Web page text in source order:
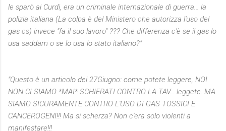
le sparò ai Curdi, era un criminale internazionale di guerra... la
polizia italiana (La colpa è del Ministero che autorizza l'uso del
gas cs) invece "fa il suo lavoro" ??? Che differenza c'è se il gas lo
usa saddam o se lo usa lo stato italiano?"
"Questo è un articolo del 27Giugno: come potete leggere, NOI
NON CI SIAMO *MAI* SCHIERATI CONTRO LA TAV... leggete. MA
SIAMO SICURAMENTE CONTRO L'USO DI GAS TOSSICI E
CANCEROGENI!!! Ma si scherza? Non c'era solo violenti a
manifestare!!!